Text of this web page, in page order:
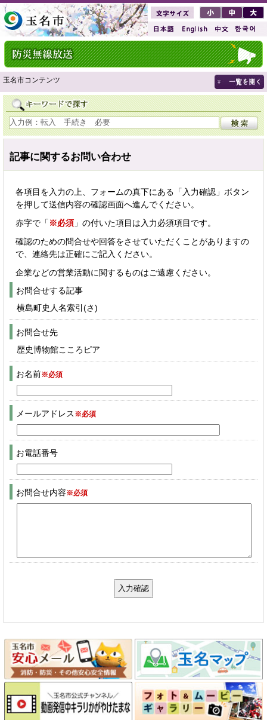
玉名市コンテンツ
記事に関するお問い合わせ
各項目を入力の上、フォームの真下にある「入力確認」ボタン
を押して送信内容の確認画面へ進んでください。
赤字で「 ※必須 」の付いた項目は入力必須項目です。
確認のための問合せや回答をさせていただくことがありますの
で、連絡先は正確にご記入ください。
企業などの営業活動に関するものはご遠慮ください。
お問合せする記事
横島町史人名索引(さ)
お問合せ先
歴史博物館こころピア
お名前※必須
メールアドレス ※必須
お電話番号
お問合せ内容※必須